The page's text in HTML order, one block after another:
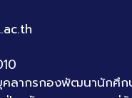
คลากรกองพัฒนานักศึก